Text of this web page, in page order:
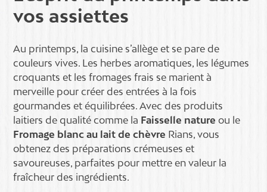
vos assiettes
Au printemps, la cuisine s’allège et se pare de
couleurs vives. Les herbes aromatiques, les légumes
croquants et les fromages frais se marient à
merveille pour créer des entrées à la fois
gourmandes et équilibrées. Avec des produits
laitiers de qualité comme la Faisselle nature ou le
Fromage blanc au lait de chèvre Rians, vous
obtenez des préparations crémeuses et
savoureuses, parfaites pour mettre en valeur la
fraîcheur des ingrédients.